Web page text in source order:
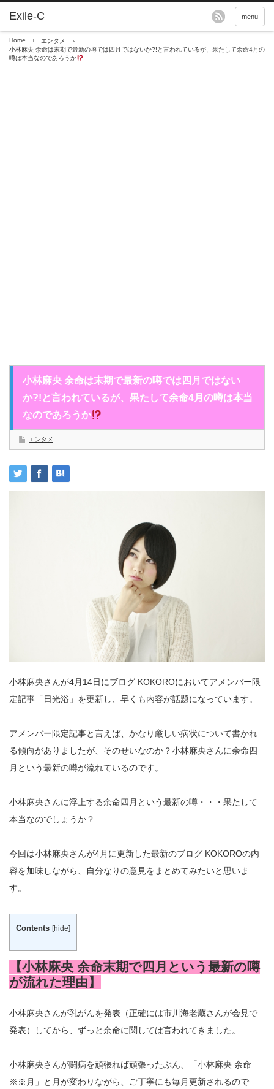
menu
Home
エンタメ
小林麻央 余命は末期で最新の噂では四月ではないか?!と言われているが、果たして余命4月の
噂は本当なのであろうか
小林麻央 余命は末期で最新の噂では四月ではない
か?!と言われているが、果たして余命4月の噂は本当
なのであろうか
エンタメ
小林麻央さんが4月14日にブログ KOKOROにおいてアメンバー限
定記事「日光浴」を更新し、早くも内容が話題になっています。
アメンバー限定記事と言えば、かなり厳しい病状について書かれ
る傾向がありましたが、そのせいなのか？小林麻央さんに余命四
月という最新の噂が流れているのです。
小林麻央さんに浮上する余命四月という最新の噂・・・果たして
本当なのでしょうか？
今回は小林麻央さんが4月に更新した最新のブログ KOKOROの内
容を加味しながら、自分なりの意見をまとめてみたいと思いま
す。
Contents [hide]
【小林麻央 余命末期で四月という最新の噂
が流れた理由】
小林麻央さんが乳がんを発表（正確には市川海老蔵さんが会見で
発表）してから、ずっと余命に関しては言われてきました。
小林麻央さんが闘病を頑張れば頑張ったぶん、「小林麻央 余命
※※月」と月が変わりながら、ご丁寧にも毎月更新されるので